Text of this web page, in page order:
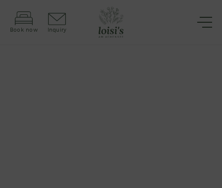
Book now Inquiry